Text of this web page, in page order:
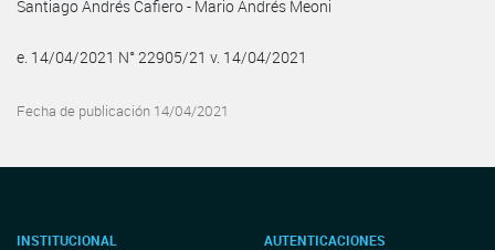
Santiago Andrés Cafiero - Mario Andrés Meoni
e. 14/04/2021 N° 22905/21 v. 14/04/2021
Fecha de publicación 14/04/2021
INSTITUCIONAL AUTENTICACIONES